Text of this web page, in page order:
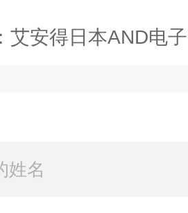
艾安得日本AND电